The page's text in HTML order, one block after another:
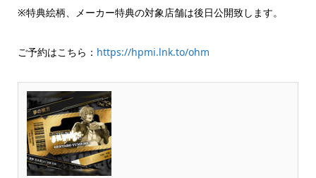
※特典絵柄、メーカー特典の対象店舗は後日公開致します。
ご予約はこちら： https://hpmi.lnk.to/ohm